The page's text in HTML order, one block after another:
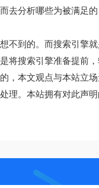
去分析哪些为被满足
不到的。而搜索引擎
搜索引擎准备提前，
，本文观点与本站立
。本站拥有对此声明